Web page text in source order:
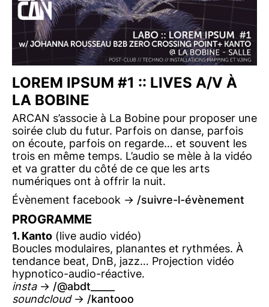
LOREM IPSUM #1 :: LIVES A/V À
LA BOBINE
ARCAN s’associe à La Bobine pour proposer une
soirée club du futur. Parfois on danse, parfois
on écoute, parfois on regarde… et souvent les
trois en même temps. L’audio se mèle à la vidéo
et va gratter du côté de ce que les arts
numériques ont à offrir la nuit.
Évènement facebook ->
suivre-l-évènement
PROGRAMME
1. Kanto (live audio vidéo)
Boucles modulaires, planantes et rythmées. À
tendance beat, DnB, jazz… Projection vidéo
hypnotico-audio-réactive.
insta->
@abdt_____
soundcloud->
kantooo